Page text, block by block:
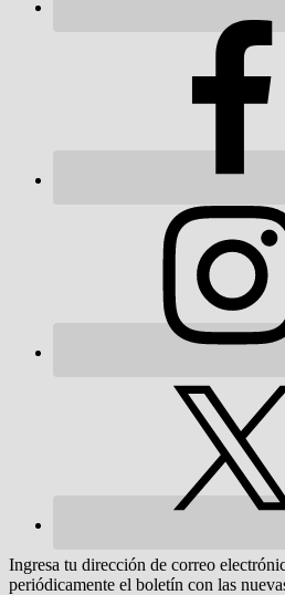
Ingresa tu dirección de correo
periódicamente el boletín con las